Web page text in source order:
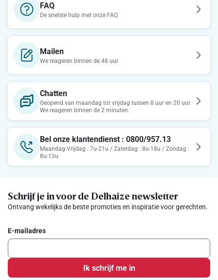
FAQ
De snelste hulp met onze FAQ
Mailen
We reageren binnen de 48 uur
Chatten
Geopend van maandag tot vrijdag tussen 8 uur en 20 uur.
We reageren binnen de 2 minuten.
Bel onze klantendienst : 0800/957.13
Maandag-Vrijdag : 7u-21u / Zaterdag : 8u-18u / Zondag :
8u-13u
Schrijf je in voor de Delhaize newsletter
Ontvang wekelijks de beste promoties en inspiratie voor gerechten.
E-mailadres
Ik schrijf me in